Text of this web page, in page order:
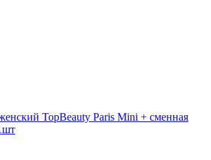
TopBeauty Paris Mini + сменная